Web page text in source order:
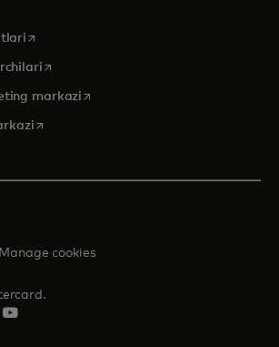
in a new tab
opens in a new tab
opens in a new tab
markazi opens in a new tab
opens in a new tab
Manage cookies